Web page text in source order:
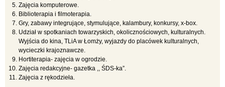
Zajęcia komputerowe.
Biblioterapia i filmoterapia.
Gry, zabawy integrujące, stymulujące, kalambury, konkursy, x-box.
Udział w spotkaniach towarzyskich, okolicznościowych, kulturalnych.
Wyjścia do kina, TLiA w Łomży, wyjazdy do placówek kulturalnych,
wycieczki krajoznawcze.
Hortiterapia- zajęcia w ogrodzie.
Zajęcia redakcyjne- gazetka ,, ŚDS-ka”.
Zajęcia z rękodzieła.